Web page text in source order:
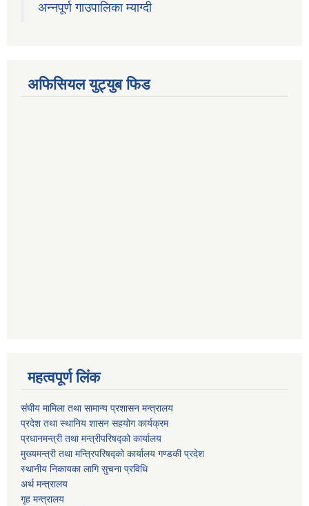
अन्नपूर्ण गाउपालिका म्याग्दी
अफिसियल युट्युब फिड
महत्वपूर्ण लिंक
संघीय मामिला तथा सामान्य प्रशासन मन्त्रालय
प्रदेश तथा स्थानिय शासन सहयोग कार्यक्रम
प्रधानमन्त्री तथा मन्त्रीपरिषद्को कार्यालय
मुख्यमन्त्री तथा मन्त्रिपरिषद्को कार्यालय गण्डकी प्रदेश
स्थानीय निकायका लागि सुचना प्रविधि
अर्थ मन्त्रालय
गृह मन्त्रालय